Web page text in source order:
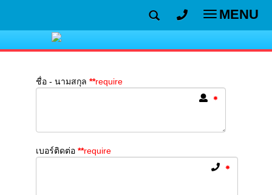
Toggle
MENU
ชื่อ - นามสกุล **require
เบอร์ ติดต่อ **require